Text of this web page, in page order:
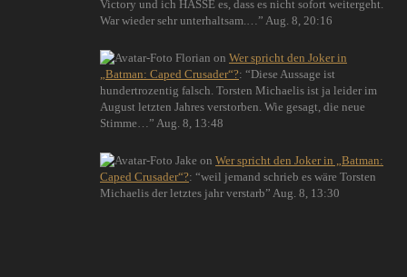
Victory und ich HASSE es, dass es nicht sofort weitergeht.
War wieder sehr unterhaltsam.… ” Aug. 8, 20:16
Florian on Wer spricht den Joker in
„Batman: Caped Crusader“?: “Diese Aussage ist
hundertrozentig falsch. Torsten Michaelis ist ja leider im
August letzten Jahres verstorben. Wie gesagt, die neue
Stimme… ” Aug. 8, 13:48
Jake on Wer spricht den Joker in „Batman:
Caped Crusader“?: “weil jemand schrieb es wäre Torsten
Michaelis der letztes jahr verstarb” Aug. 8, 13:30